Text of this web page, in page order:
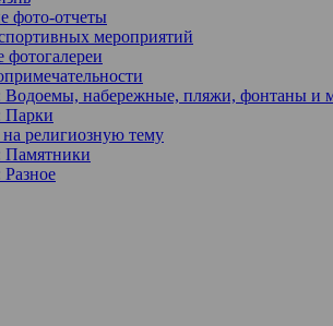
фото-отчеты
мероприятий
фотогалереи
Водоемы, набережные, пляжи, фонтаны и
Парки
религиозную тему
Памятники
Разное